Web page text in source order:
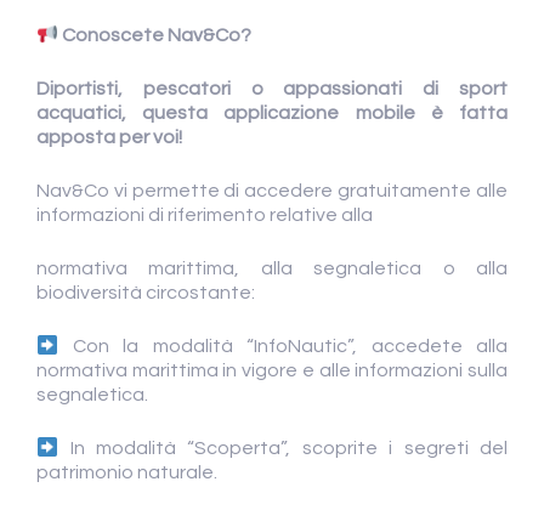
Conoscete Nav&Co?
Diportisti, pescatori o appassionati di sport
acquatici, questa applicazione mobile è fatta
apposta per voi!
Nav&Co vi permette di accedere gratuitamente alle
informazioni di riferimento relative alla
normativa marittima, alla segnaletica o alla
biodiversità circostante:
Con la modalità “InfoNautic”, accedete alla
normativa marittima in vigore e alle informazioni sulla
segnaletica.
In modalità “Scoperta”, scoprite i segreti del
patrimonio naturale.